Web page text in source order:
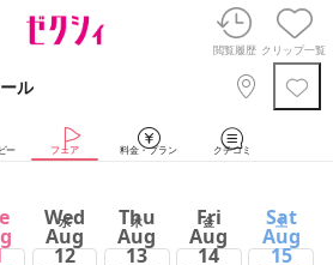
閲覧履歴 クリップ一覧
ル
ー フェア 料金・プラン クチコミ
水 木 金 土
Wed
Aug
12
Thu
Aug
13
Fri
Aug
14
Sat
Aug
15